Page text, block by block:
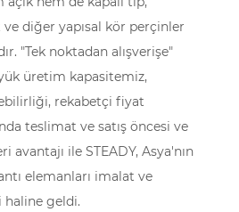
diğer yapısal kör perçinler
"Tek noktadan alışverişe"
üretim kapasitemiz,
rekabetçi fiyat
teslimat ve satış öncesi ve
avantajı ile STEADY, Asya'nın
elemanları imalat ve
geldi.